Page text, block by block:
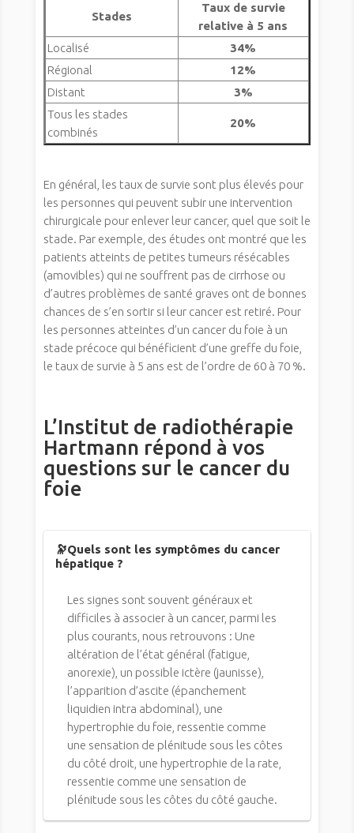
Stades
Taux de survie
relative à 5 ans
Localisé
34%
Régional
12%
Distant
3%
Tous les stades
combinés
20%
En général, les taux de survie sont plus élevés pour
les personnes qui peuvent subir une intervention
chirurgicale pour enlever leur cancer, quel que soit le
stade. Par exemple, des études ont montré que les
patients atteints de petites tumeurs résécables
(amovibles) qui ne souffrent pas de cirrhose ou
d’autres problèmes de santé graves ont de bonnes
chances de s’en sortir si leur cancer est retiré. Pour
les personnes atteintes d’un cancer du foie à un
stade précoce qui bénéficient d’une greffe du foie,
le taux de survie à 5 ans est de l’ordre de 60 à 70 %.
L’Institut de radiothérapie
Hartmann répond à vos
questions sur le cancer du
foie
🔭Quels sont les symptômes du cancer
hépatique ?
Les signes sont souvent généraux et
difficiles à associer à un cancer, parmi les
plus courants, nous retrouvons : Une
altération de l’état général (fatigue,
anorexie), un possible ictère (jaunisse),
l’apparition d’ascite (épanchement
liquidien intra abdominal), une
hypertrophie du foie, ressentie comme
une sensation de plénitude sous les côtes
du côté droit, une hypertrophie de la rate,
ressentie comme une sensation de
plénitude sous les côtes du côté gauche.